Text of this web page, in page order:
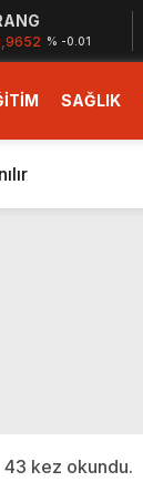
% -0.01
SAĞLIK
43 kez okundu.